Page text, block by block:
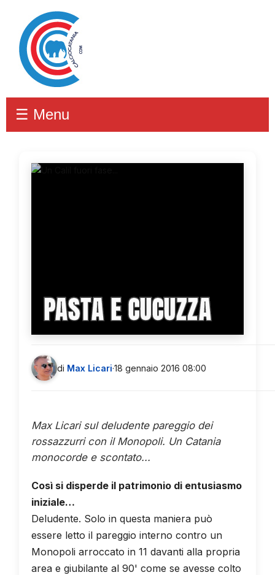
☰ Menu
PASTA E CUCUZZA
di Max Licari·18 gennaio 2016 08:00
Max Licari sul deludente pareggio dei
rossazzurri con il Monopoli. Un Catania
monocorde e scontato...
Così si disperde il patrimonio di entusiasmo
iniziale…
Deludente. Solo in questa maniera può
essere letto il pareggio interno contro un
Monopoli arroccato in 11 davanti alla propria
area e giubilante al 90' come se avesse colto